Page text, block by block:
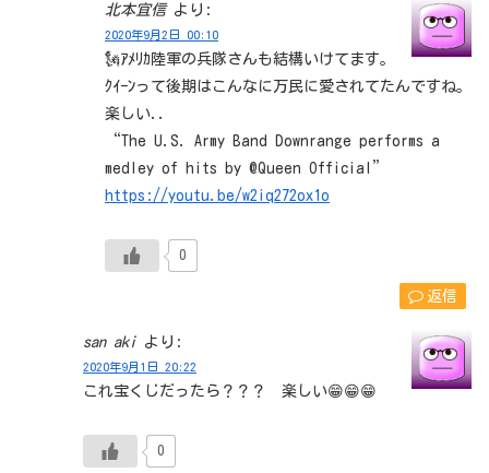
北本宜信 より:
2020年9月2日 00:10
🗽ｱﾒﾘｶ陸軍の兵隊さんも結構いけてます｡
ｸｲｰﾝって後期はこんなに万民に愛されてたんですね｡
楽しい..
“The U.S. Army Band Downrange performs a
medley of hits by @Queen Official”
https://youtu.be/w2iq272ox1o
0
返信
san aki より:
2020年9月1日 20:22
これ宝くじだったら？？？ 楽しい😁😁😁
0